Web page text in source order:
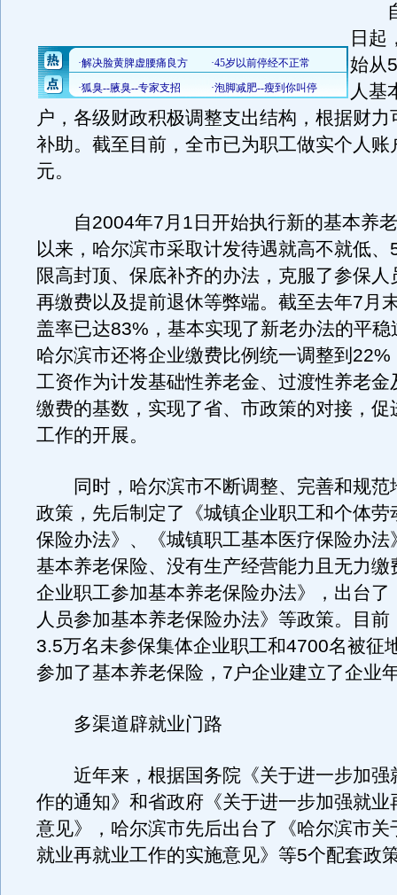
自
日起
始从
人基
户，各级财政积极调整支出结构，根据财力
补助。截至目前，全市已为职工做实个人账
元。
自2004年7月1日开始执行新的基本养
以来，哈尔滨市采取计发待遇就高不就低、
限高封顶、保底补齐的办法，克服了参保人
再缴费以及提前退休等弊端。截至去年7月
盖率已达83%，基本实现了新老办法的平稳
哈尔滨市还将企业缴费比例统一调整到22%
工资作为计发基础性养老金、过渡性养老金
缴费的基数，实现了省、市政策的对接，促
工作的开展。
同时，哈尔滨市不断调整、完善和规范
政策，先后制定了《城镇企业职工和个体劳
保险办法》、《城镇职工基本医疗保险办法
基本养老保险、没有生产经营能力且无力缴
企业职工参加基本养老保险办法》，出台了
人员参加基本养老保险办法》等政策。目前
3.5万名未参保集体企业职工和4700名被征
参加了基本养老保险，7户企业建立了企业
多渠道辟就业门路
近年来，根据国务院《关于进一步加强
作的通知》和省政府《关于进一步加强就业
意见》，哈尔滨市先后出台了《哈尔滨市关
就业再就业工作的实施意见》等5个配套政